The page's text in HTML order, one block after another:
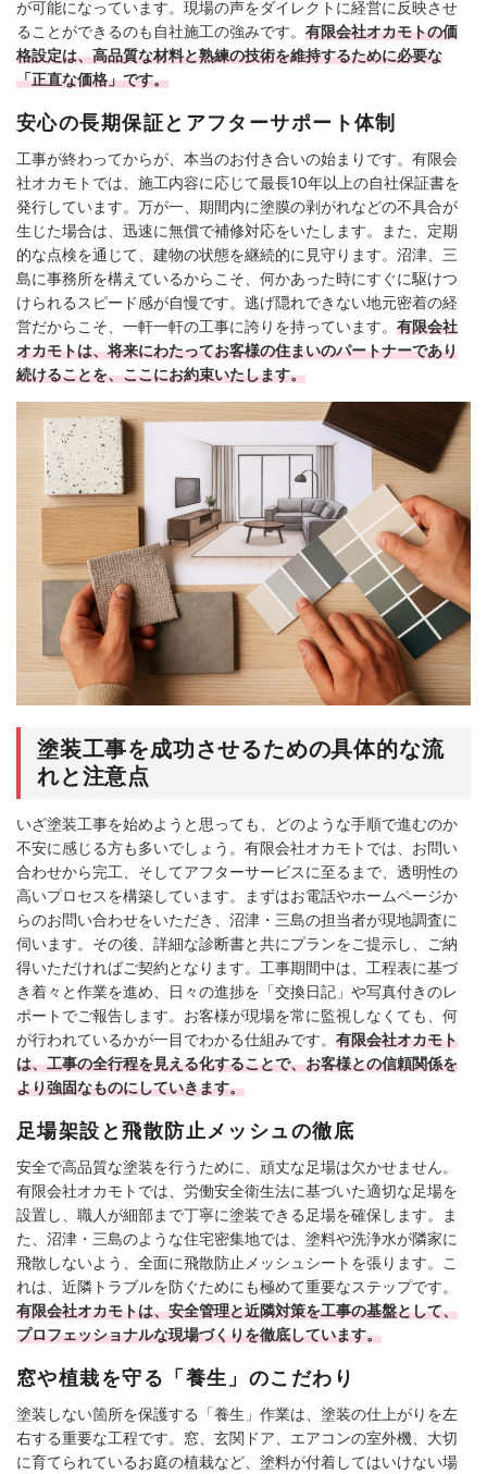
が可能になっています。現場の声をダイレクトに経営に反映させ
ることができるのも自社施工の強みです。 有限会社オカモトの価
格設定は、高品質な材料と熟練の技術を維持するために必要な
「正直な価格」です。
安心の長期保証とアフターサポート体制
工事が終わってからが、本当のお付き合いの始まりです。有限会
社オカモトでは、施工内容に応じて最長10年以上の自社保証書を
発行しています。万が一、期間内に塗膜の剥がれなどの不具合が
生じた場合は、迅速に無償で補修対応をいたします。また、定期
的な点検を通じて、建物の状態を継続的に見守ります。沼津、三
島に事務所を構えているからこそ、何かあった時にすぐに駆けつ
けられるスピード感が自慢です。逃げ隠れできない地元密着の経
営だからこそ、一軒一軒の工事に誇りを持っています。 有限会社
オカモトは、将来にわたってお客様の住まいのパートナーであり
続けることを、ここにお約束いたします。
塗装工事を成功させるための具体的な流
れと注意点
いざ塗装工事を始めようと思っても、どのような手順で進むのか
不安に感じる方も多いでしょう。有限会社オカモトでは、お問い
合わせから完工、そしてアフターサービスに至るまで、透明性の
高いプロセスを構築しています。まずはお電話やホームページか
らのお問い合わせをいただき、沼津・三島の担当者が現地調査に
伺います。その後、詳細な診断書と共にプランをご提示し、ご納
得いただければご契約となります。工事期間中は、工程表に基づ
き着々と作業を進め、日々の進捗を「交換日記」や写真付きのレ
ポートでご報告します。お客様が現場を常に監視しなくても、何
が行われているかが一目でわかる仕組みです。 有限会社オカモト
は、工事の全行程を見える化することで、お客様との信頼関係を
より強固なものにしていきます。
足場架設と飛散防止メッシュの徹底
安全で高品質な塗装を行うために、頑丈な足場は欠かせません。
有限会社オカモトでは、労働安全衛生法に基づいた適切な足場を
設置し、職人が細部まで丁寧に塗装できる足場を確保します。ま
た、沼津・三島のような住宅密集地では、塗料や洗浄水が隣家に
飛散しないよう、全面に飛散防止メッシュシートを張ります。こ
れは、近隣トラブルを防ぐためにも極めて重要なステップです。
有限会社オカモトは、安全管理と近隣対策を工事の基盤として、
プロフェッショナルな現場づくりを徹底しています。
窓や植栽を守る「養生」のこだわり
塗装しない箇所を保護する「養生」作業は、塗装の仕上がりを左
右する重要な工程です。窓、玄関ドア、エアコンの室外機、大切
に育てられているお庭の植栽など、塗料が付着してはいけない場